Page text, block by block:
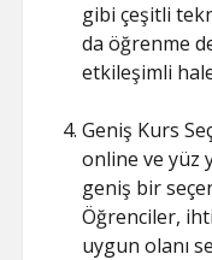
gibi çeşitli
da öğrenme
etkileşimli
Geniş Kurs
online ve yüz
geniş bir
Öğrenciler,
uygun olanı